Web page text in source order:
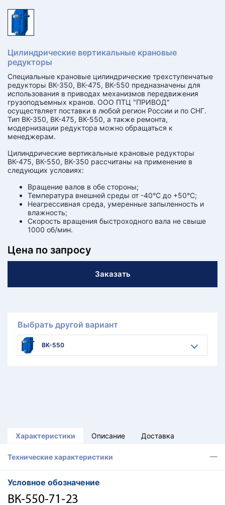
Цилиндрические вертикальные крановые
редукторы
Специальные крановые цилиндрические трехступенчатые
редукторы ВК-350, ВК-475, ВК-550 предназначены для
использования в приводах механизмов передвижения
грузоподъемных кранов. ООО ПТЦ "ПРИВОД"
осуществляет поставки в любой регион России и по СНГ.
Тип ВК-350, ВК-475, ВК-550, а также ремонта,
модернизации редуктора можно обращаться к
менеджерам.
Цилиндрические вертикальные крановые редукторы
ВК-475, ВК-550, ВК-350 рассчитаны на применение в
следующих условиях:
Вращение валов в обе стороны;
Температура внешней среды от -40°С до +50°С;
Неагрессивная среда, умеренные запыленность и
влажность;
Скорость вращения быстроходного вала не свыше
1000 об/мин.
Цена по запросу
Заказать
Выбрать другой вариант
ВК-550
Характеристики Описание Доставка
Технические характеристики
Условное обозначение